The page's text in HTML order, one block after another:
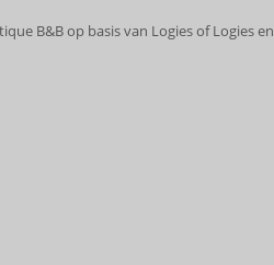
B&B op basis van Logies of Logies en